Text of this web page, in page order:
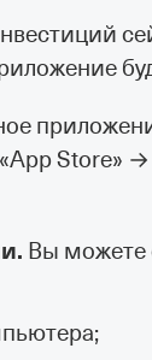
Store» →
Вы можете